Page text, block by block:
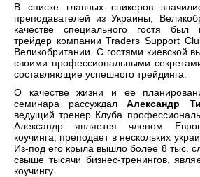
В списке главных спикеров
преподавателей из Украины,
качестве специального гостя был
трейдер компании Traders Support
Великобритании. С гостями киевской
своими профессиональными
составляющие успешного трейдинга.
О качестве жизни и ее
семинара рассуждалАлександр
ведущий тренер Клуба
Александр является членом
коучинга, преподает в нескольких
Из-под его крыла вышло более 8 тыс.
свыше тысячи бизнес-тренингов,
коучингу.